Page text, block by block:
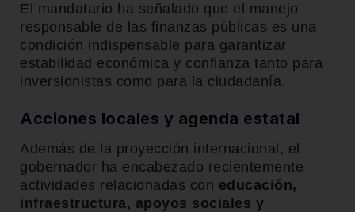
El mandatario ha señalado que el manejo
responsable de las finanzas públicas es una
condición indispensable para garantizar
estabilidad económica y confianza tanto para
inversionistas como para la ciudadanía.
Acciones locales y agenda estatal
Además de la proyección internacional, el
gobernador ha encabezado recientemente
actividades relacionadas con educación,
infraestructura, apoyos sociales y